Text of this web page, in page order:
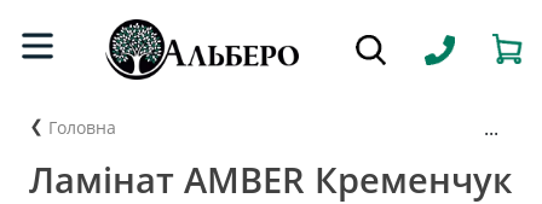
Головна ...
Ламінат AMBER Кременчук